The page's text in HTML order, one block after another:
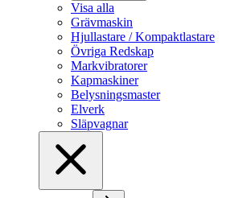
Visa alla
Grävmaskin
Hjullastare / Kompaktlastare
Övriga Redskap
Markvibratorer
Kapmaskiner
Belysningsmaster
Elverk
Släpvagnar